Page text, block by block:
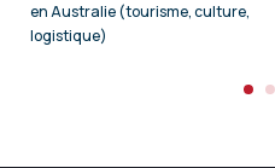
en Australie (tourisme, culture,
logistique)